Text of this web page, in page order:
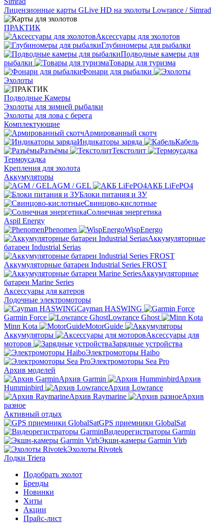
Лицензионные карты GLive HD на эхолоты Lowrance / Simrad
ПРАКТИК
Аксессуары для эхолотов
Глубиномеры для рыбалки
Подводные камеры для
рыбалки
Товары для туризма
Фонари для рыбалки
Эхолоты
Подводные Камеры
Эхолоты для зимней рыбалки
Эхолоты для лова с берега
Комплектующие
Армированный скотч
Индикаторы заряда
Кабель
Разъёмы
Текстолит
Термоусадка
Крепления для эхолота
Аккумуляторы
AGM / GEL
АКБ LiFePO4
Блоки питания и ЗУ
Свинцово-кислотные
Солнечная энергетика
Aspil Energy
Phenomen
WispEnergo
Аккумуляторные
батареи Industrial Serias
Аккумуляторные батареи Industrial Series FROST
Аккумуляторные
батареи Marine Series
Аксессуары для катеров
Лодочные электромоторы
Cayman HASWING
Garmin Force
Lowrance Ghost
Minn Kota
MotorGuide
Аккумуляторы
Аксессуары для
моторов
Зарядные устройства
Электромоторы Haibo
Электромоторы Sea Pro
Архив моделей
Архив Garmin
Архив
Humminbird
Архив Lowrance
Архив Raymarine
Архив
разное
Активный отдых
GPS приемники GlobalSat
Видеорегистраторы Garmin
Экшн-камеры Garmin Virb
Эхолоты Rivotek
Лодки Triera
Подобрать эхолот
Бренды
Новинки
Хиты
Акции
Прайс-лист